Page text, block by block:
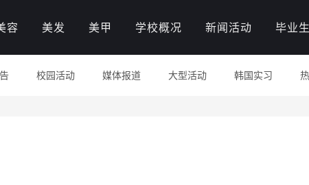
容 美发 美甲 学校概况 新闻活动 毕业生
校园活动 媒体报道 大型活动 韩国实习